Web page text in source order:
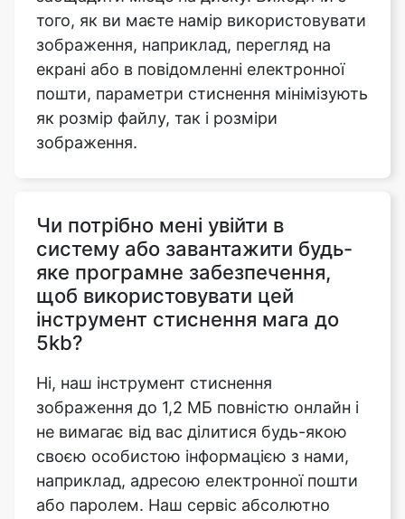
пошти, параметри стиснення мінімізують
як розмір файлу, так і розміри
зображення.
Чи потрібно мені увійти в
щоб використовувати цей
інструмент стиснення мага до
5kb?
Ні, наш інструмент стиснення
зображення до 1,2 МБ повністю онлайн і
своєю особистою інформацією з нами,
наприклад, адресою електронної пошти
або паролем. Наш сервіс абсолютно
безкоштовний. Немає необхідності
завантажувати програмне забезпечення
або реєструватися на послугу, оскільки